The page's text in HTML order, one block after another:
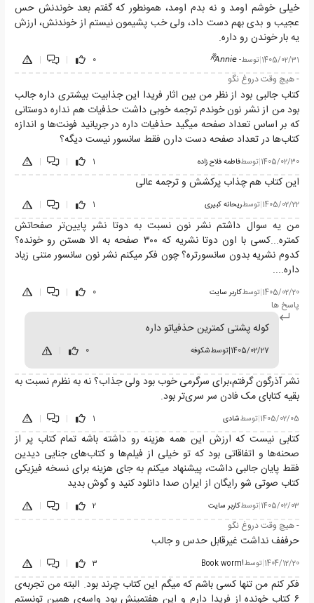
خیلی خوشم اومد و نه بدم اومد، همونطور که گفتم بعد خوندنش حس
عجیب و بدی بهم دست داد، ولی خب پشیمون نیستم از خوندنش، ارزش
یه بار خوندن رو داره.
1405/02/31
|توسط- 𝘈𝘯𝘯𝘪𝘦^᪲᪲
0
|
|
- هیچ وقت دروغ نگو
کتاب جالبی بود از نظر من بین اثار فریدا این جذابیت بیشتری داره جالب
بود من از نشر نون خوندم ترجمه خوبی داشت حذفیات هم نداره دوستانی
که بر اساس تعداد صفحه میگید حذفیات داره در جریانید فونت‌ها و اندازه
کتاب‌ها در تعداد صفحه دست دارن فقط سانسور نیست دیگه؟
1405/02/30
|توسطفاطمه فلاح زاده 1
|
|
این کتاب هم چذاب پرکشش و ترجمه عالی
1405/02/22
|توسطریحانه کبیری 1
|
|
من یه سوال داشتم نشر نون نسبت به دوتا نشر پایین‌تر صفحاتش
کمتره...کسی با اون دوتا نشریه که ۳۰۰ صفحه به الا هستن رو خونده؟
کدوم نشریه بدون سانسورتره؟ چون فکر میکنم نشر نون سانسور متنی زیاد
داره....
1405/02/20
|توسطکاربر سایت 0
|
|
پاسخ ها
کوله پشتی کمترین حذفیاتو داره
1405/02/27
|توسطشکوفه 0
نشر آذرگون گرفتم،برای سرگرمی خوب بود ولی جذاب؟ نه به نظرم نسبت به
بقیه کتابای مک فادن سر سری‌تر بود.
1405/02/05
|توسطشادی 1
|
|
کتابی نیست که ارزش این همه هزینه رو داشته باشه تمام کتاب پر از
صحنه‌ها و اتفاقاتی بود که تو خیلی از فیلم‌ها و کتاب‌های جنایی دیدین
فقط پایان جالبی داشت، پیشنهاد میکنم به جای هزینه برای نسخه فیزیکی
کتاب صوتی شو رایگان از ایران صدا دانلود کنید و گوش بدید
1405/02/03
|توسطکاربر سایت 2
|
|
- هیچ وقت دروغ نگو
حرففف نداشت غیرقابل حدس و جالب
1404/12/20
|توسط!Book worm
3
|
|
فکر کنم من تنها کسی باشم که میگم این کتاب چرند بود. البته من تجربه‌ی
۶ کتاب خونده از فریدا دارم و این هفتمینش بود واسه‌ی همین تونستم